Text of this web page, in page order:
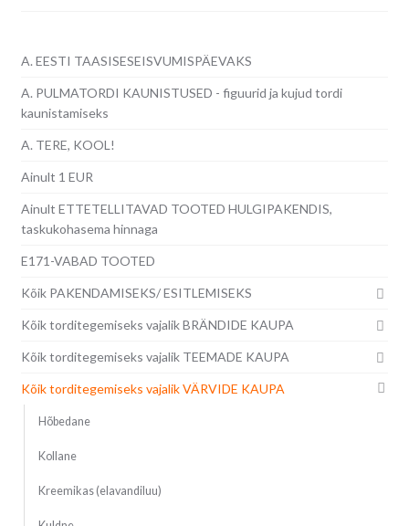
A. EESTI TAASISESEISVUMISPÄEVAKS
A. PULMATORDI KAUNISTUSED - figuurid ja kujud tordi
kaunistamiseks
A. TERE, KOOL!
Ainult 1 EUR
Ainult ETTETELLITAVAD TOOTED HULGIPAKENDIS,
taskukohasema hinnaga
E171-VABAD TOOTED
Kõik PAKENDAMISEKS/ ESITLEMISEKS
Kõik torditegemiseks vajalik BRÄNDIDE KAUPA
Kõik torditegemiseks vajalik TEEMADE KAUPA
Kõik torditegemiseks vajalik VÄRVIDE KAUPA
Hõbedane
Kollane
Kreemikas (elavandiluu)